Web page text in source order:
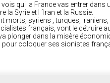
qui la France vas entrer dans
la Syrie et l ´Iran et la Russie.
morts, syriens , turques, Iraniens,
français, vont le détruire
plonger dans la misère
pour coloquer ses sionistes